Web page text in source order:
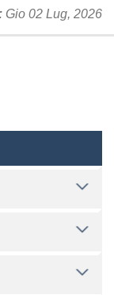
Gio 02 Lug, 2026